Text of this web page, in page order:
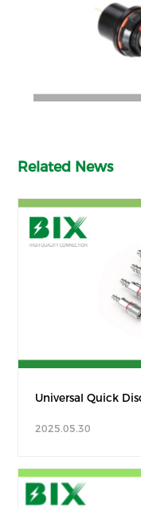
Related News
Universal Quick
2025.05.30